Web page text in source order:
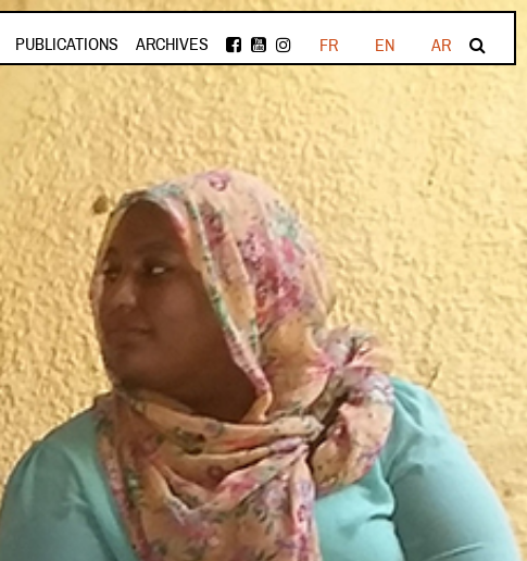
PUBLICATIONS ARCHIVES FR EN AR